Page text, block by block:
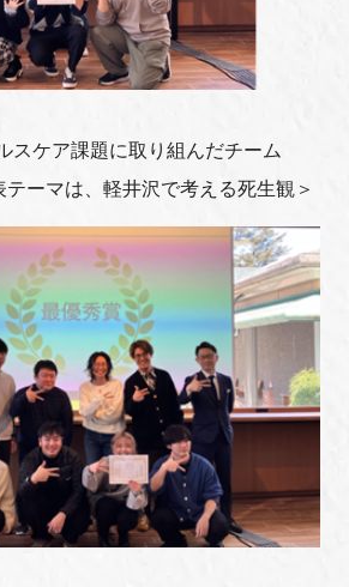
スケア課題に取り組んだチーム
ーマは、軽井沢で考える死生観＞